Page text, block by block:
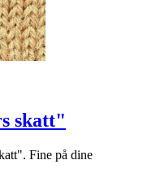
skatt"
Fine på dine